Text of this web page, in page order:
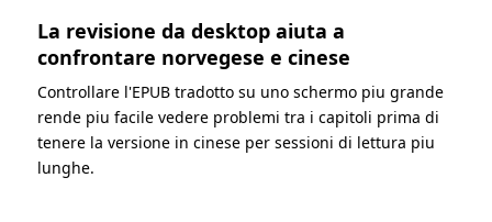
La revisione da desktop aiuta a
confrontare norvegese e cinese
Controllare l'EPUB tradotto su uno schermo piu grande
rende piu facile vedere problemi tra i capitoli prima di
tenere la versione in cinese per sessioni di lettura piu
lunghe.